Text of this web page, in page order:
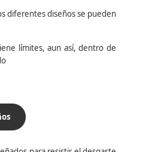
diferentes diseños se pueden
límites, aun así, dentro de